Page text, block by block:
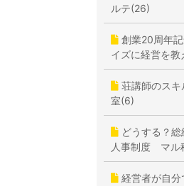
ルテ(26)
創業20周年
イズに経営を
荘講師のスキ
室(6)
どうする？
人事制度 マル
経営者が自分